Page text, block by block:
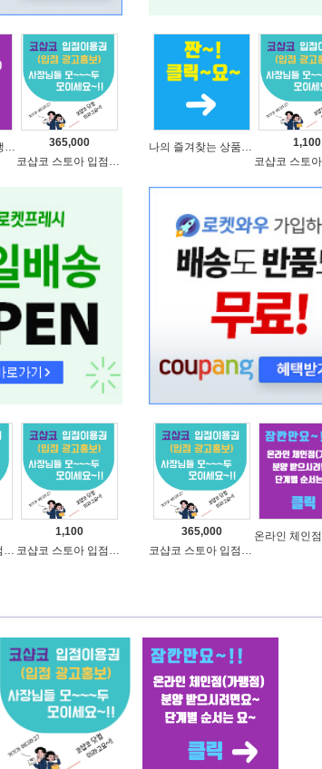
온라인 체인점(가맹점) 분양순서(필독)
365,000
코샵코 스토아 입점 1년 이용권
나의 즐겨찾는 상품 리스트로 편리하게 주문하세요~(쿠팡 다이나믹 배너)
1,100
코샵코 스토아 입점 1년 이용권
1,100
코샵코 스토아 입점 1일 이용권
365,000
코샵코 스토아 입점 1년 이용권